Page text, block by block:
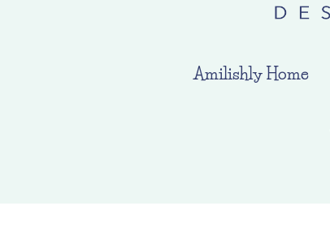
Amilishly Home